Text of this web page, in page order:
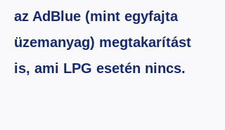
az AdBlue (mint egyfajta
üzemanyag) megtakarítást
is, ami LPG esetén nincs.